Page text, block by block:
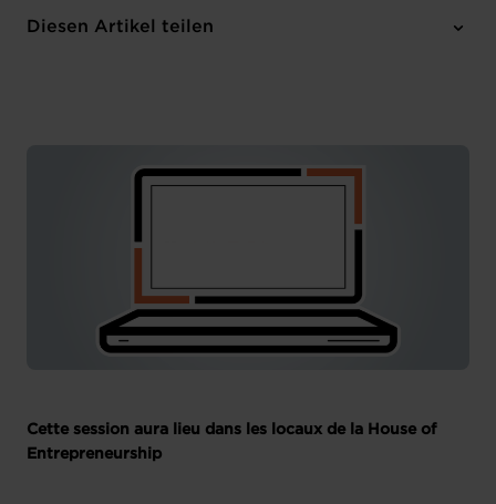
House of Entrepreneurship
Anmelden
Diesen Artikel teilen
Cette session aura lieu dans les locaux de la House of
Entrepreneurship